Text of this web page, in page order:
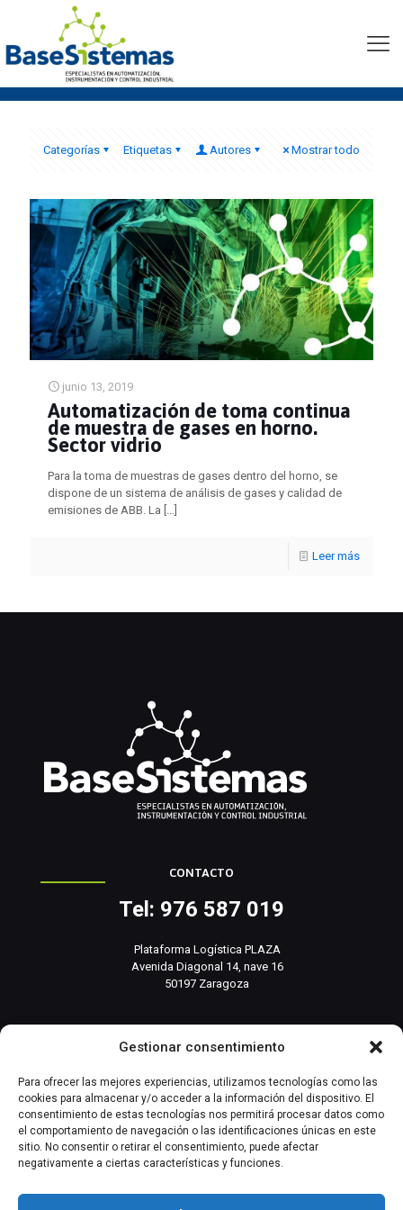
Gestionar consentimiento
Para ofrecer las mejores experiencias, utilizamos tecnologías como las
cookies para almacenar y/o acceder a la información del dispositivo. El
consentimiento de estas tecnologías nos permitirá procesar datos como
el comportamiento de navegación o las identificaciones únicas en este
sitio. No consentir o retirar el consentimiento, puede afectar
negativamente a ciertas características y funciones.
sistema de toma continua
gases
Categorías Etiquetas Autores Mostrar todo
junio 13, 2019
Automatización de toma continua
de muestra de gases en horno.
Sector vidrio
Para la toma de muestras de gases dentro del horno, se
dispone de un sistema de análisis de gases y calidad de
emisiones de ABB. La […]
Leer más
CONTACTO
Tel: 976 587 019
Plataforma Logística PLAZA
Avenida Diagonal 14, nave 16
50197 Zaragoza
INFORMACIÓN RELEVANTE
Producto
Automatización Industrial